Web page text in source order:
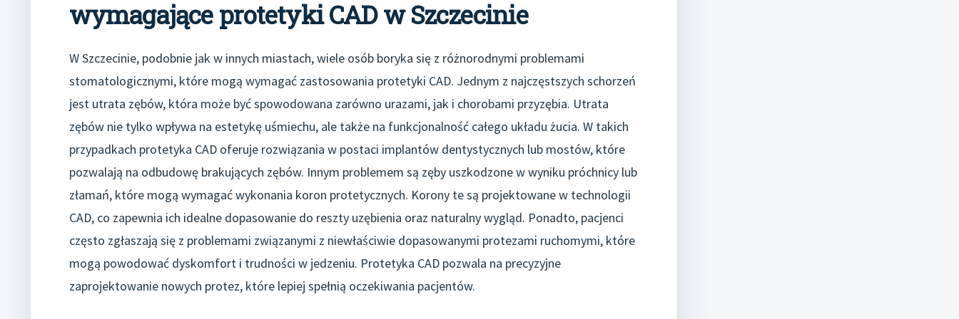
wymagające protetyki CAD w Szczecinie
W Szczecinie, podobnie jak w innych miastach, wiele osób boryka się z różnorodnymi problemami
stomatologicznymi, które mogą wymagać zastosowania protetyki CAD. Jednym z najczęstszych schorzeń
jest utrata zębów, która może być spowodowana zarówno urazami, jak i chorobami przyzębia. Utrata
zębów nie tylko wpływa na estetykę uśmiechu, ale także na funkcjonalność całego układu żucia. W takich
przypadkach protetyka CAD oferuje rozwiązania w postaci implantów dentystycznych lub mostów, które
pozwalają na odbudowę brakujących zębów. Innym problemem są zęby uszkodzone w wyniku próchnicy lub
złamań, które mogą wymagać wykonania koron protetycznych. Korony te są projektowane w technologii
CAD, co zapewnia ich idealne dopasowanie do reszty uzębienia oraz naturalny wygląd. Ponadto, pacjenci
często zgłaszają się z problemami związanymi z niewłaściwie dopasowanymi protezami ruchomymi, które
mogą powodować dyskomfort i trudności w jedzeniu. Protetyka CAD pozwala na precyzyjne
zaprojektowanie nowych protez, które lepiej spełnią oczekiwania pacjentów.